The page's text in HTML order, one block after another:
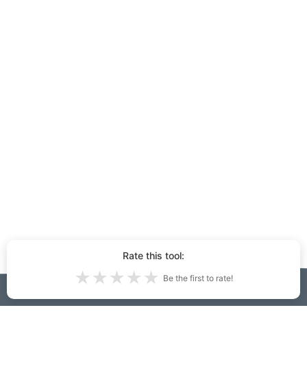
Rate this tool:
★ ★ ★ ★ ★ Be the first to rate!